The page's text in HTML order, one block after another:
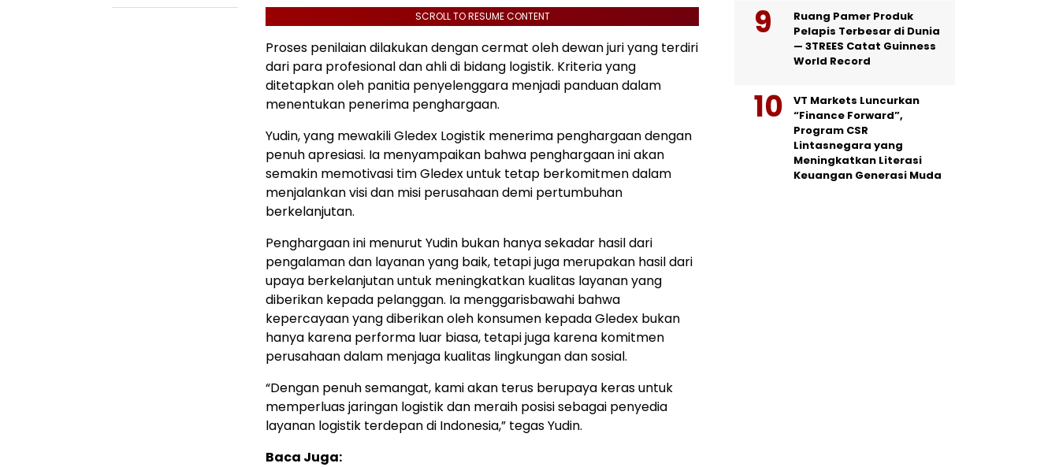
SCROLL TO RESUME CONTENT
Proses penilaian dilakukan dengan cermat oleh dewan juri yang terdiri
dari para profesional dan ahli di bidang logistik. Kriteria yang
ditetapkan oleh panitia penyelenggara menjadi panduan dalam
menentukan penerima penghargaan.
Yudin, yang mewakili Gledex Logistik menerima penghargaan dengan
penuh apresiasi. Ia menyampaikan bahwa penghargaan ini akan
semakin memotivasi tim Gledex untuk tetap berkomitmen dalam
menjalankan visi dan misi perusahaan demi pertumbuhan
berkelanjutan.
Penghargaan ini menurut Yudin bukan hanya sekadar hasil dari
pengalaman dan layanan yang baik, tetapi juga merupakan hasil dari
upaya berkelanjutan untuk meningkatkan kualitas layanan yang
diberikan kepada pelanggan. Ia menggarisbawahi bahwa
kepercayaan yang diberikan oleh konsumen kepada Gledex bukan
hanya karena performa luar biasa, tetapi juga karena komitmen
perusahaan dalam menjaga kualitas lingkungan dan sosial.
“Dengan penuh semangat, kami akan terus berupaya keras untuk
memperluas jaringan logistik dan meraih posisi sebagai penyedia
layanan logistik terdepan di Indonesia,” tegas Yudin.
Baca Juga:
Ruang Pamer Produk
Pelapis Terbesar di Dunia
— 3TREES Catat Guinness
World Record
VT Markets Luncurkan
“Finance Forward”,
Program CSR
Lintasnegara yang
Meningkatkan Literasi
Keuangan Generasi Muda